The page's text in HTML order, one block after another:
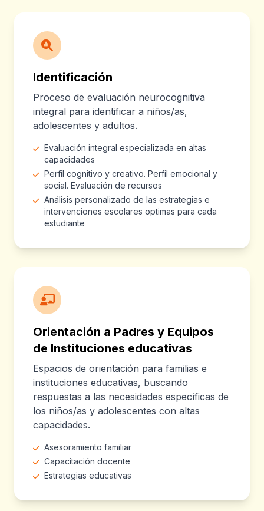
Identificación
Proceso de evaluación neurocognitiva
integral para identificar a niños/as,
adolescentes y adultos.
Evaluación integral especializada en altas
capacidades
Perfil cognitivo y creativo. Perfil emocional y
social. Evaluación de recursos
Análisis personalizado de las estrategias e
intervenciones escolares optimas para cada
estudiante
Orientación a Padres y Equipos
de Instituciones educativas
Espacios de orientación para familias e
instituciones educativas, buscando
respuestas a las necesidades específicas de
los niños/as y adolescentes con altas
capacidades.
Asesoramiento familiar
Capacitación docente
Estrategias educativas